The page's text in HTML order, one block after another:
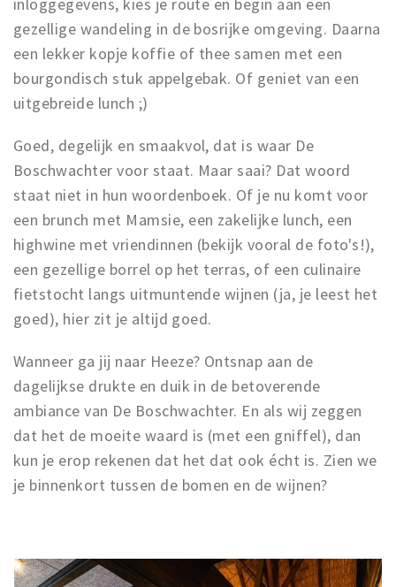
inloggegevens, kies je route en begin aan een
gezellige wandeling in de bosrijke omgeving. Daarna
een lekker kopje koffie of thee samen met een
bourgondisch stuk appelgebak. Of geniet van een
uitgebreide lunch ;)
Goed, degelijk en smaakvol, dat is waar De
Boschwachter voor staat. Maar saai? Dat woord
staat niet in hun woordenboek. Of je nu komt voor
een brunch met Mamsie, een zakelijke lunch, een
highwine met vriendinnen (bekijk vooral de foto's!),
een gezellige borrel op het terras, of een culinaire
fietstocht langs uitmuntende wijnen (ja, je leest het
goed), hier zit je altijd goed.
Wanneer ga jij naar Heeze? Ontsnap aan de
dagelijkse drukte en duik in de betoverende
ambiance van De Boschwachter. En als wij zeggen
dat het de moeite waard is (met een gniffel), dan
kun je erop rekenen dat het dat ook écht is. Zien we
je binnenkort tussen de bomen en de wijnen?